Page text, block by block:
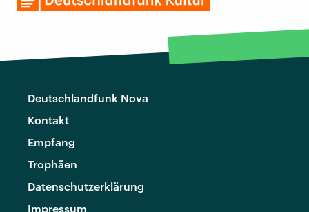
Deutschlandfunk Nova
Kontakt
Empfang
Trophäen
Datenschutzerklärung
Impressum